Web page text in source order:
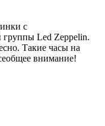
с
группы Led Zeppelin.
Такие часы на
внимание!